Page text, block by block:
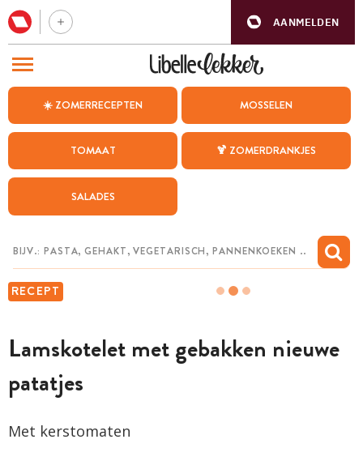
AANMELDEN
☀️ ZOMERRECEPTEN MOSSELEN
TOMAAT 🍹 ZOMERDRANKJES
SALADES
RECEPT
Lamskotelet met gebakken nieuwe
patatjes
Met kerstomaten
BEZOEK ONZE ANDERE WEBSITES
WEEKMENU
CHAT MET MAIA
MIJN BEWAARDE RECEPTEN